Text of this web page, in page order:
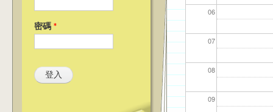
密碼 *
06
07
08
09